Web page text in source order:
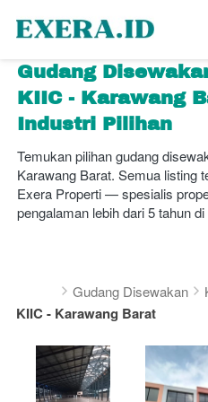
Gudang
KIIC - Karawang
Industri Pilihan
Temukan pilihan gudang
Karawang Barat. Semua listing
Exera Properti — spesialis
pengalaman lebih dari 5 tahun
Gudang Disewakan
KIIC - Karawang Barat